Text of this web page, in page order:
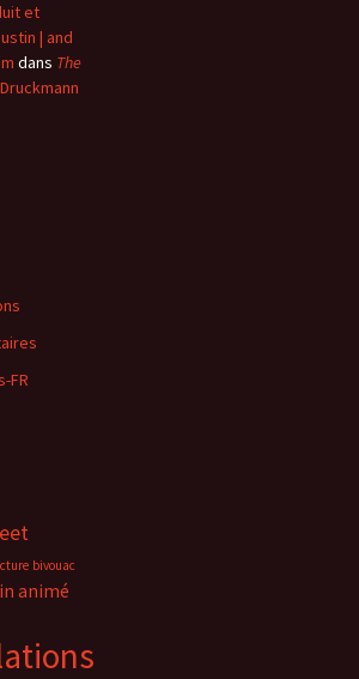
et
| and
dans The
FR
bivouac
animé